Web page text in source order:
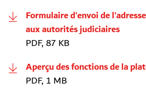
Formulaire d'envoi de
aux autorités judiciaires
PDF, 87 KB
Aperçu des fonctions de la
PDF, 1 MB